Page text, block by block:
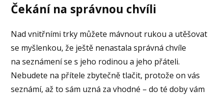
Čekání na správnou chvíli
Nad vnitřními trky můžete mávnout rukou a utěšovat
se myšlenkou, že ještě nenastala správná chvíle
na seznámení se s jeho rodinou a jeho přáteli.
Nebudete na přítele zbytečně tlačit, protože on vás
seznámí, až to sám uzná za vhodné – do té doby vám